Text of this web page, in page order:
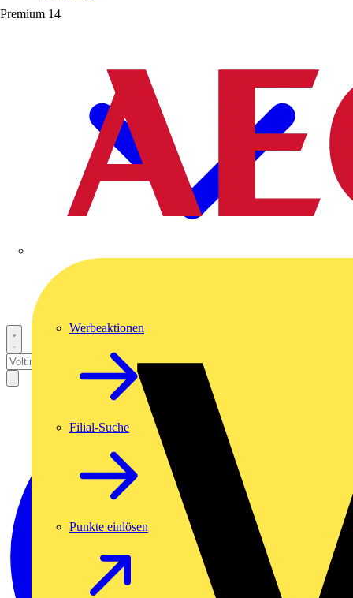
Premium 14
Werbeaktionen
Filial-Suche
Punkte einlösen